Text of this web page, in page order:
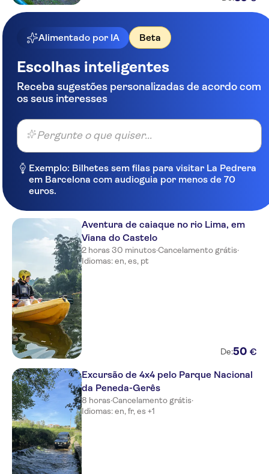
Alimentado por IA Beta
Escolhas inteligentes
Receba sugestões personalizadas de acordo com
os seus interesses
Pergunte o que quiser...
Exemplo: Bilhetes sem filas para visitar La Pedrera
em Barcelona com audioguia por menos de 70
euros.
Aventura de caiaque no rio Lima, em
Viana do Castelo
2 horas 30 minutos·Cancelamento grátis·
Idiomas: en, es, pt
De:50 €
Excursão de 4x4 pelo Parque Nacional
da Peneda-Gerês
8 horas·Cancelamento grátis·
Idiomas: en, fr, es +1